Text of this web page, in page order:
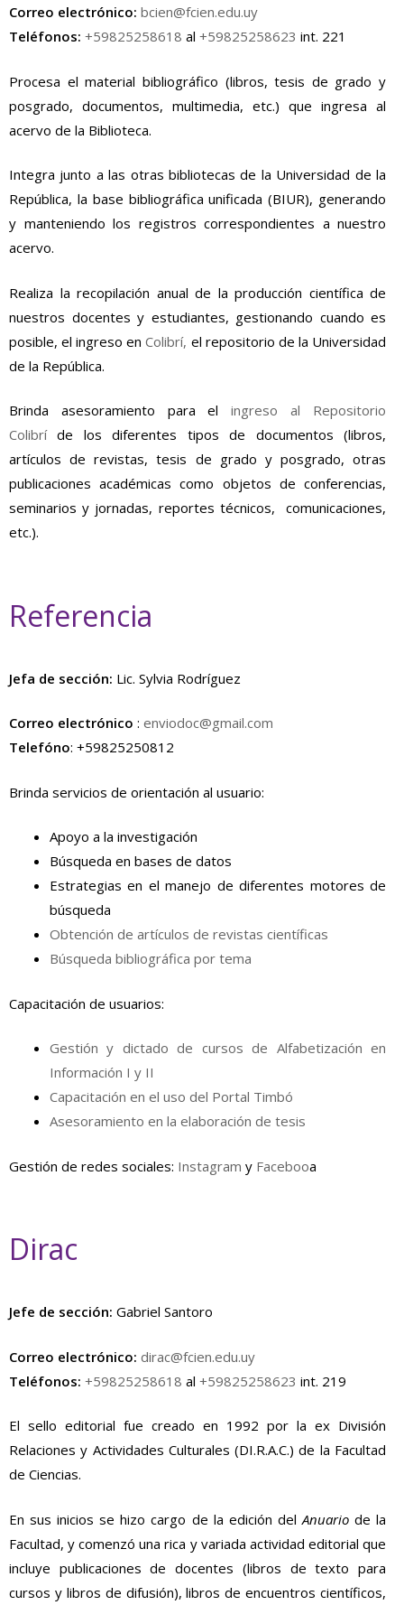
Correo electrónico: bcien@fcien.edu.uy
Teléfonos: +59825258618 al +59825258623 int. 221
Procesa el material bibliográfico (libros, tesis de grado y
posgrado, documentos, multimedia, etc.) que ingresa al
acervo de la Biblioteca.
Integra junto a las otras bibliotecas de la Universidad de la
República, la base bibliográfica unificada (BIUR), generando
y manteniendo los registros correspondientes a nuestro
acervo.
Realiza la recopilación anual de la producción científica de
nuestros docentes y estudiantes, gestionando cuando es
posible, el ingreso enColibrí, el repositorio de la Universidad
de la República.
Brinda asesoramiento para elingreso al Repositorio
Colibríde los diferentes tipos de documentos (libros,
artículos de revistas, tesis de grado y posgrado, otras
publicaciones académicas como objetos de conferencias,
seminarios y jornadas, reportes técnicos, comunicaciones,
etc.).
Referencia
Jefa de sección: Lic. Sylvia Rodríguez
Correo electrónico : enviodoc@gmail.com
Telefóno: +59825250812
Brinda servicios de orientación al usuario:
Apoyo a la investigación
Búsqueda en bases de datos
Estrategias en el manejo de diferentes motores de
búsqueda
Obtención de artículos de revistas científicas
Búsqueda bibliográfica por tema
Capacitación de usuarios:
Gestión y dictado de cursos de Alfabetización en
Información I y II
Capacitación en el uso del Portal Timbó
Asesoramiento en la elaboración de tesis
Gestión de redes sociales: Instagram y Facebooa
Dirac
Jefe de sección: Gabriel Santoro
Correo electrónico: dirac@fcien.edu.uy
Teléfonos: +59825258618 al +59825258623 int. 219
El sello editorial fue creado en 1992 por la ex División
Relaciones y Actividades Culturales (DI.R.A.C.) de la Facultad
de Ciencias.
En sus inicios se hizo cargo de la edición del Anuariode la
Facultad, y comenzó una rica y variada actividad editorial que
incluye publicaciones de docentes (libros de texto para
cursos y libros de difusión), libros de encuentros científicos,